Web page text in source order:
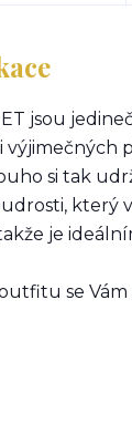
jsou
výjimečných
si tak
je
se